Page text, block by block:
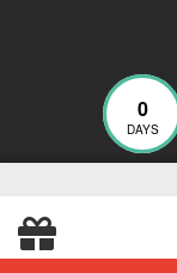
0
DAYS